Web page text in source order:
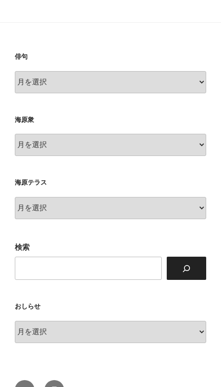
俳句
句
海原衆
原
海原テラス
原
ス
検索
おしらせ
し